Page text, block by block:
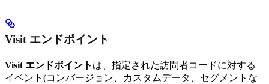
Visit エンドポイント
Visit エンドポイント は、指定された訪問者コードに対する
イベント(コンバージョン、カスタムデータ、セグメントな